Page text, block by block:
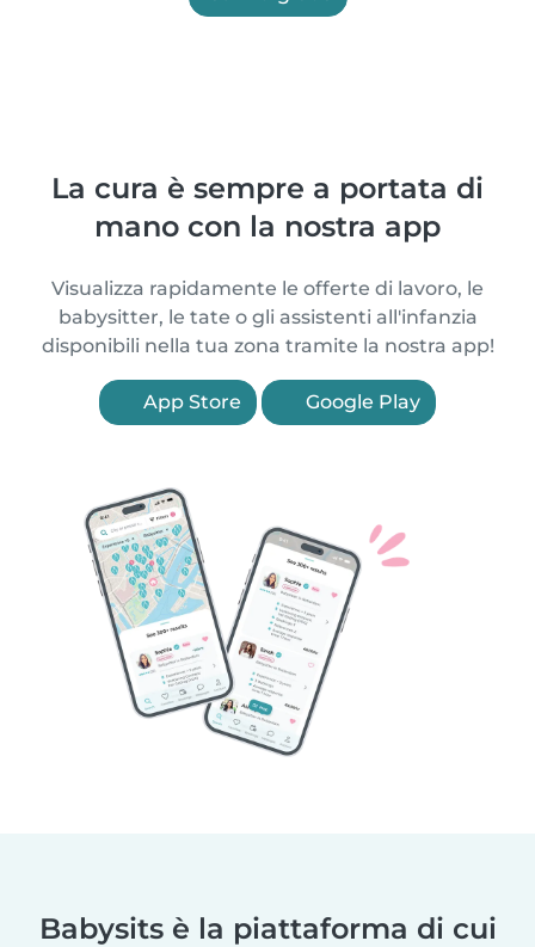
La cura è sempre a portata di
mano con la nostra app
Visualizza rapidamente le offerte di lavoro, le
babysitter, le tate o gli assistenti all'infanzia
disponibili nella tua zona tramite la nostra app!
App Store Google Play
Babysits è la piattaforma di cui